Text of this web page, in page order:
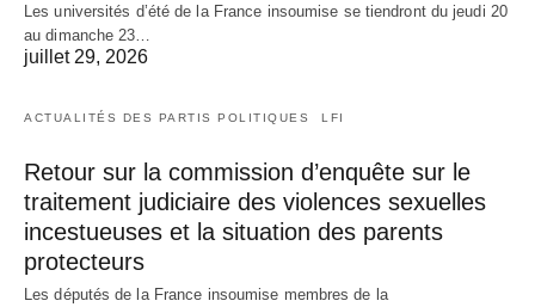
Les universités d’été de la France insoumise se tiendront du jeudi 20
au dimanche 23…
juillet 29, 2026
ACTUALITÉS DES PARTIS POLITIQUES LFI
Retour sur la commission d’enquête sur le
traitement judiciaire des violences sexuelles
incestueuses et la situation des parents
protecteurs
Les députés de la France insoumise membres de la